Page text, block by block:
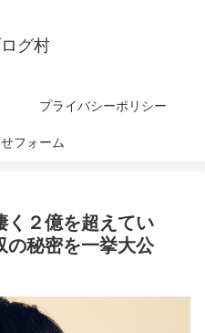
グ村
プライバシーポリシー
フォーム
く２億を超えてい
の秘密を一挙大公